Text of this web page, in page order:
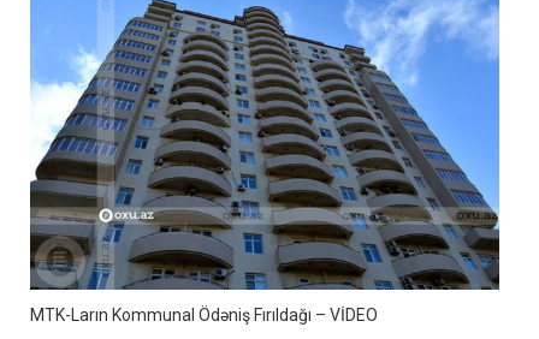
MTK-Ların Kommunal Ödəniş Fırıldağı – VİDEO